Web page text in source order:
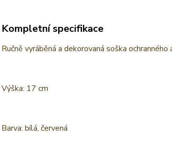
Kompletní specifikace
Ručně vyráběná a dekorovaná soška ochranného
Výška: 17 cm
Barva: bílá, červená